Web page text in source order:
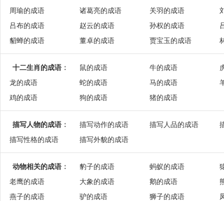
周瑜的成语
诸葛亮的成语 关羽的成语
吕布的成语
赵云的成语 孙权的成语
貂蝉的成语
董卓的成语 贾宝玉的成语
十二生肖的成语 ： 鼠的成语 牛的成语
龙的成语
蛇的成语 马的成语
鸡的成语
狗的成语 猪的成语
描写人物的成语 ： 描写动作的成语 描写人品的成语
描写性格的成语
描写外貌的成语
动物相关的成语 ： 豹子的成语 蚂蚁的成语
老鹰的成语
大象的成语 鹅的成语
燕子的成语
驴的成语 狮子的成语